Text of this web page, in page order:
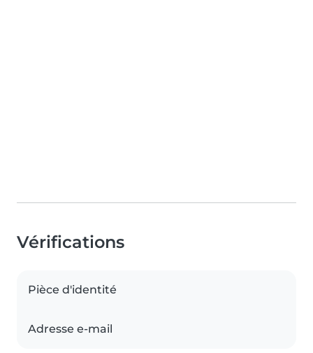
Vérifications
Pièce d'identité
Adresse e-mail